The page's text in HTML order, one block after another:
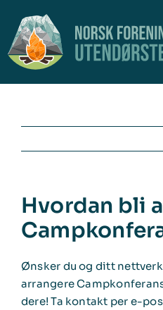
content
Utendørsterapikartet
Siste nytt
Kontakt
Hvordan bli
Ønsker du og ditt nettverk
arrangere
dere! Ta kontakt per e-